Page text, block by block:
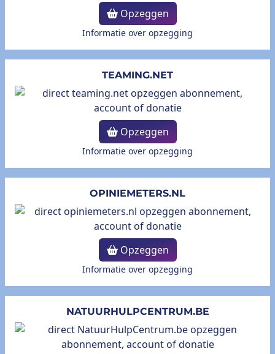
Opzeggen
Informatie over opzegging
TEAMING.NET
Opzeggen
Informatie over opzegging
OPINIEMETERS.NL
Opzeggen
Informatie over opzegging
NATUURHULPCENTRUM.BE